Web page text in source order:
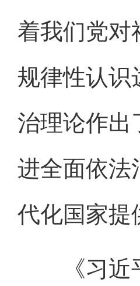
着我们党对
规律性认识
治理论作出
进全面依法
代化国家提
《习近平